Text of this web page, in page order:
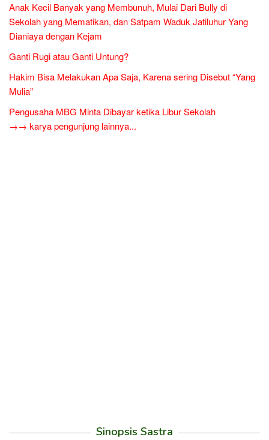
Anak Kecil Banyak yang Membunuh, Mulai Dari Bully di
Sekolah yang Mematikan, dan Satpam Waduk Jatiluhur Yang
Dianiaya dengan Kejam
Ganti Rugi atau Ganti Untung?
Hakim Bisa Melakukan Apa Saja, Karena sering Disebut “Yang
Mulia”
Pengusaha MBG Minta Dibayar ketika Libur Sekolah
→→ karya pengunjung lainnya...
Sinopsis Sastra